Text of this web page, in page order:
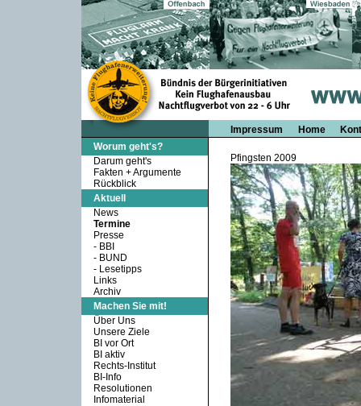
Impressum Home
Worum geht's?
Darum geht's
Fakten + Argumente
Rückblick
Aktuell
News
Termine
Presse
- BBI
- BUND
- Lesetipps
Links
Archiv
Machen Sie mit!
Über Uns
Unsere Ziele
BI vor Ort
BI aktiv
Rechts-Institut
BI-Info
Resolutionen
Infomaterial
Pfingsten 2009